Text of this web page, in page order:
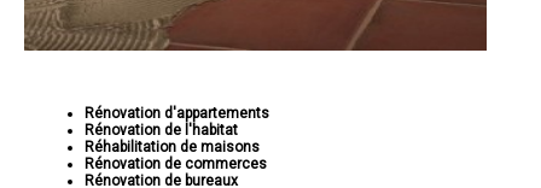
Rénovation d'appartements
Rénovation de l'habitat
Réhabilitation de maisons
Rénovation de commerces
Rénovation de bureaux